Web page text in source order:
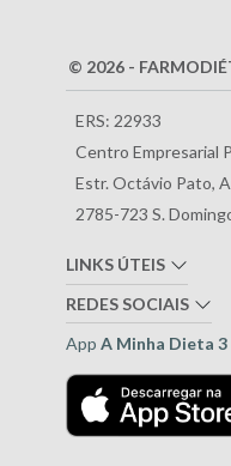
© 2026 -
ERS: 22933
Centro Empresarial
Estr. Octávio Pato,
2785-723 S.
LINKS ÚTEIS
REDES SOCIAIS
App A Minha Dieta 3